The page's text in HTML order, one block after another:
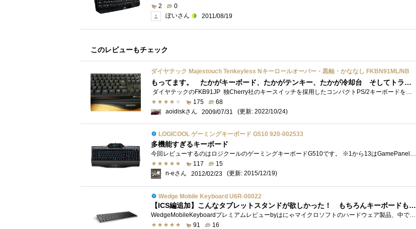
2
0
ぽいさん
2011/08/19
このレビューもチェック
ダイヤテック Majestouch Tenkeyless Nキーロールオーバー・黒軸・かななし FKBN91ML/NB
もってます。 たかがキーボード、たかがテンキー、たかが冷却台 そしてトラックボール 全てはこのキーボードから始まった・・出会って、�...
ダイヤテックのFKB91JP 独Cherry社のキースイッチを採用したコンパクトPS/2キーボードをハコ潰れ販売で購入してから、 メカニカルダイヤテック�...
175
68
aoidiskさん
2009/07/31 (更新: 2022/10/24)
LOGICOOL ゲーミングキーボード G510 920-002533
多機能すぎるキーボード
今回レビューするのはロジクールのゲーミングキーボードG510です。 ※1から13はGamePanel(旧ソフトウェア)を使用、14からゲームソフトウェア更新履�...
117
15
n-eさん
2012/02/23 (更新: 2015/12/19)
Wedge Mobile Keyboard U6R-00022
【ICS編追加】こんなタブレットスタンドが欲しかった！ もちろんキーボードもね！
WedgeMobileKeyboardプレミアムレビューbyはにゃマイクロソフトのハードウェア製品、中でもキーボード・マウス製品はデザイン・品質もさることなが�...
91
16